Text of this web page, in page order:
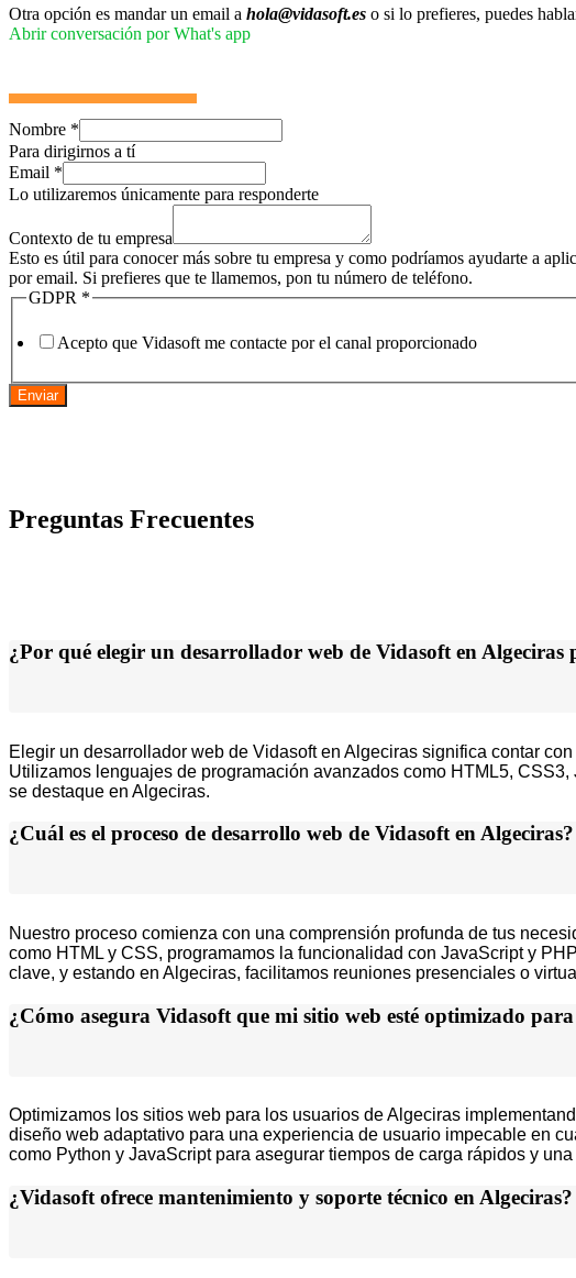
Otra opción es mandar un email a hola@vidasoft.es o si lo prefieres, puedes
Abrir conversación por What's app
Nombre *
Para dirigirnos a tí
Email *
Lo utilizaremos únicamente para responderte
Contexto de tu empresa
Esto es útil para conocer más sobre tu empresa y como podríamos ayudarte a
por email. Si prefieres que te llamemos, pon tu número de teléfono.
GDPR *
Acepto que Vidasoft me contacte por el canal proporcionado
Enviar
Preguntas Frecuentes
¿Por qué elegir un desarrollador web de Vidasoft en Algeciras
Elegir un desarrollador web de Vidasoft en Algeciras significa contar
Utilizamos lenguajes de programación avanzados como HTML5,
se destaque en Algeciras.
¿Cuál es el proceso de desarrollo web de Vidasoft en Algeciras?
Nuestro proceso comienza con una comprensión profunda de tus
como HTML y CSS, programamos la funcionalidad con JavaScript y
clave, y estando en Algeciras, facilitamos reuniones presenciales o
¿Cómo asegura Vidasoft que mi sitio web esté optimizado
Optimizamos los sitios web para los usuarios de Algeciras
diseño web adaptativo para una experiencia de usuario impecable en
como Python y JavaScript para asegurar tiempos de carga rápidos y
¿Vidasoft ofrece mantenimiento y soporte técnico en Algeciras?